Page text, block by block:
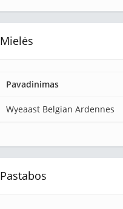
Mielės
Pavadinimas
Wyeaast Belgian Ardennes
Pastabos